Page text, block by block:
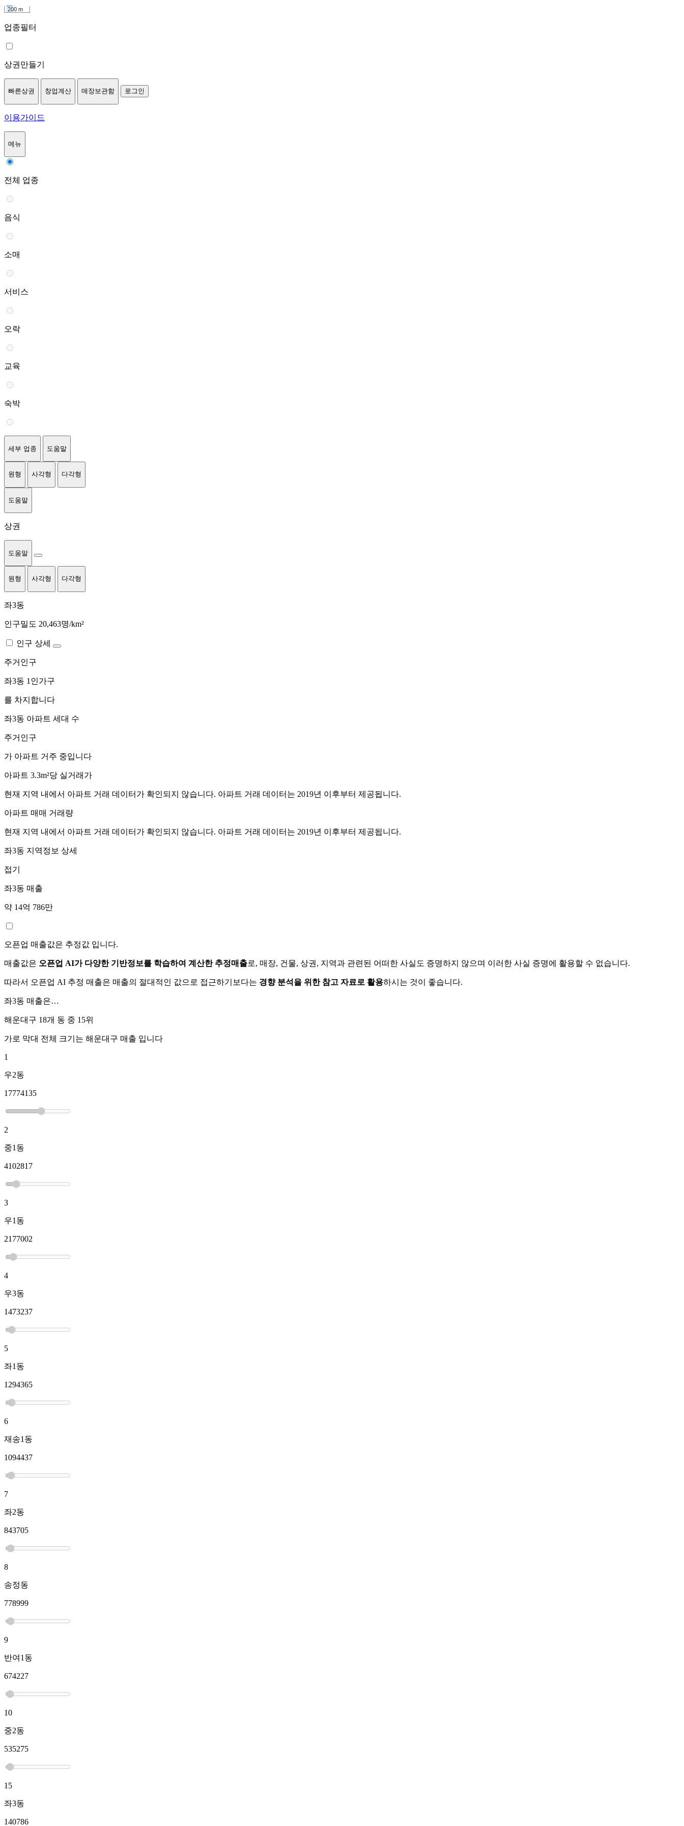
200 m
업종필터
상권만들기
빠른상권 창업계산 매장보관함 로그인
이용가이드
메뉴
전체 업종
음식
소매
서비스
오락
교육
숙박
세부 업종 도움말
원형 사각형 다각형
도움말
상권
도움말
원형 사각형 다각형
좌3동
인구밀도 20,463명/km²
인구 상세
주거인구
좌3동 1인가구
를 차지합니다
좌3동 아파트 세대 수
주거인구
가 아파트 거주 중입니다
아파트 3.3m²당 실거래가
현재 지역 내에서 아파트 거래 데이터가 확인되지 않습니다. 아파트 거래 데이터는 2019년 이후부터 제공됩니다.
아파트 매매 거래량
현재 지역 내에서 아파트 거래 데이터가 확인되지 않습니다. 아파트 거래 데이터는 2019년 이후부터 제공됩니다.
좌3동 지역정보 상세
접기
좌3동 매출
약 14억 786만
오픈업 매출값은 추정값 입니다.
매출값은 오픈업 AI가 다양한 기반정보를 학습하여 계산한 추정매출로, 매장, 건물, 상권, 지역과 관련된 어떠한 사실도 증명하지 않으며 이러한 사실 증명에 활용할 수 없습니다.
따라서 오픈업 AI 추정 매출은 매출의 절대적인 값으로 접근하기보다는 경향 분석을 위한 참고 자료로 활용하시는 것이 좋습니다.
좌3동 매출은…
해운대구 18개 동 중 15위
가로 막대 전체 크기는 해운대구 매출 입니다
1
우2동
17774135
2
중1동
4102817
3
우1동
2177002
4
우3동
1473237
5
좌1동
1294365
6
재송1동
1094437
7
좌2동
843705
8
송정동
778999
9
반여1동
674227
10
중2동
535275
15
좌3동
140786